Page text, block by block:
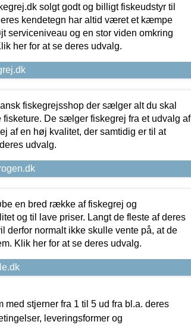
solgt godt og billigt fiskeudstyr til
kendetegn har altid været et kæmpe
serviceniveau og en stor viden omkring
her for at se deres udvalg.
fiskegrejsshop der sælger alt du skal
fisketure. De sælger fiskegrej fra et udvalg af
af en høj kvalitet, der samtidig er til at
udvalg.
en bred række af fiskegrej og
og til lave priser. Langt de fleste af deres
derfor normalt ikke skulle vente på, at de
Klik her for at se deres udvalg.
stjerner fra 1 til 5 ud fra bl.a. deres
leveringsformer og